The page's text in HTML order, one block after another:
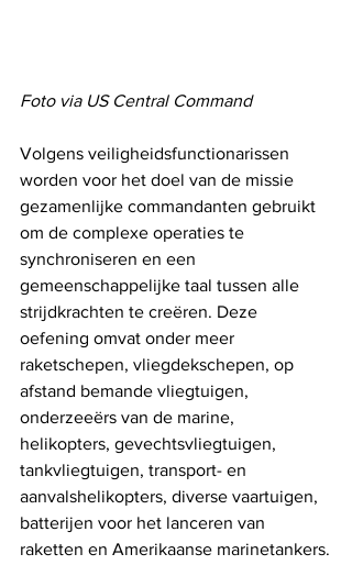
Foto via US Central Command
Volgens veiligheidsfunctionarissen
worden voor het doel van de missie
gezamenlijke commandanten gebruikt
om de complexe operaties te
synchroniseren en een
gemeenschappelijke taal tussen alle
strijdkrachten te creëren. Deze
oefening omvat onder meer
raketschepen, vliegdekschepen, op
afstand bemande vliegtuigen,
onderzeeërs van de marine,
helikopters, gevechtsvliegtuigen,
tankvliegtuigen, transport- en
aanvalshelikopters, diverse vaartuigen,
batterijen voor het lanceren van
raketten en Amerikaanse marinetankers.